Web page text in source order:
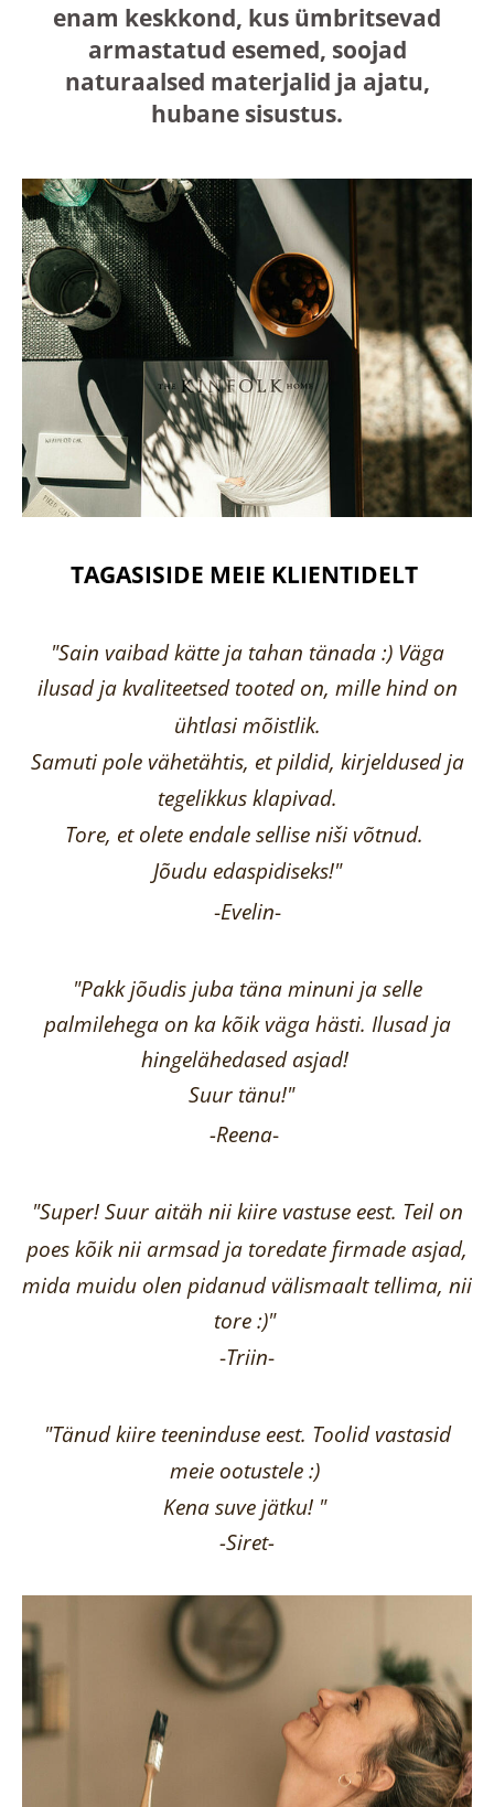
enam keskkond, kus ümbritsevad
armastatud esemed, soojad
naturaalsed materjalid ja ajatu,
hubane sisustus.
TAGASISIDE MEIE KLIENTIDELT
"Sain vaibad kätte ja tahan tänada :) Väga
ilusad ja kvaliteetsed tooted on, mille hind on
ühtlasi mõistlik.
Samuti pole vähetähtis, et pildid, kirjeldused ja
tegelikkus klapivad.
Tore, et olete endale sellise niši võtnud.
Jõudu edaspidiseks!"
-Evelin-
"Pakk jõudis juba täna minuni ja selle
palmilehega on ka kõik väga hästi. Ilusad ja
hingelähedased asjad!
Suur tänu!"
-Reena-
"Super! Suur aitäh nii kiire vastuse eest. Teil on
poes kõik nii armsad ja toredate firmade asjad,
mida muidu olen pidanud välismaalt tellima, nii
tore :)"
-Triin-
"Tänud kiire teeninduse eest. Toolid vastasid
meie ootustele :)
Kena suve jätku! "
-Siret-